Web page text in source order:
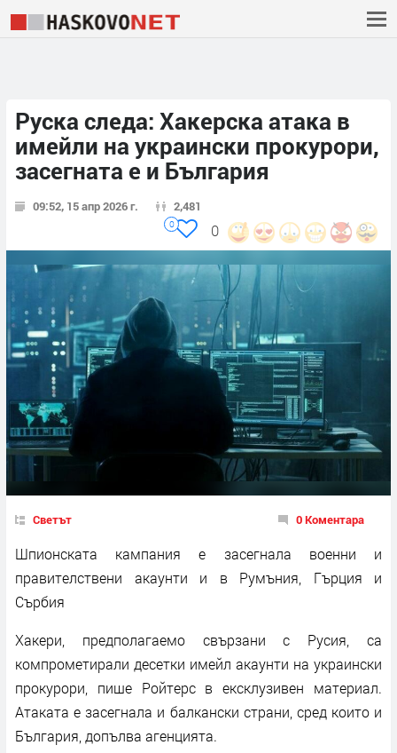
Руска следа: Хакерска атака в
имейли на украински прокурори,
засегната е и България
09:52, 15 апр 2026 г. 2,481
0
0
Светът 0 Коментара
Шпионската кампания е засегнала военни и
правителствени акаунти и в Румъния, Гърция и
Сърбия
Хакери, предполагаемо свързани с Русия, са
компрометирали десетки имейл акаунти на украински
прокурори, пише Ройтерс в ексклузивен материал.
Атаката е засегнала и балкански страни, сред които и
България, допълва агенцията.